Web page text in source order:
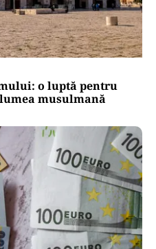
o luptă pentru
musulmană